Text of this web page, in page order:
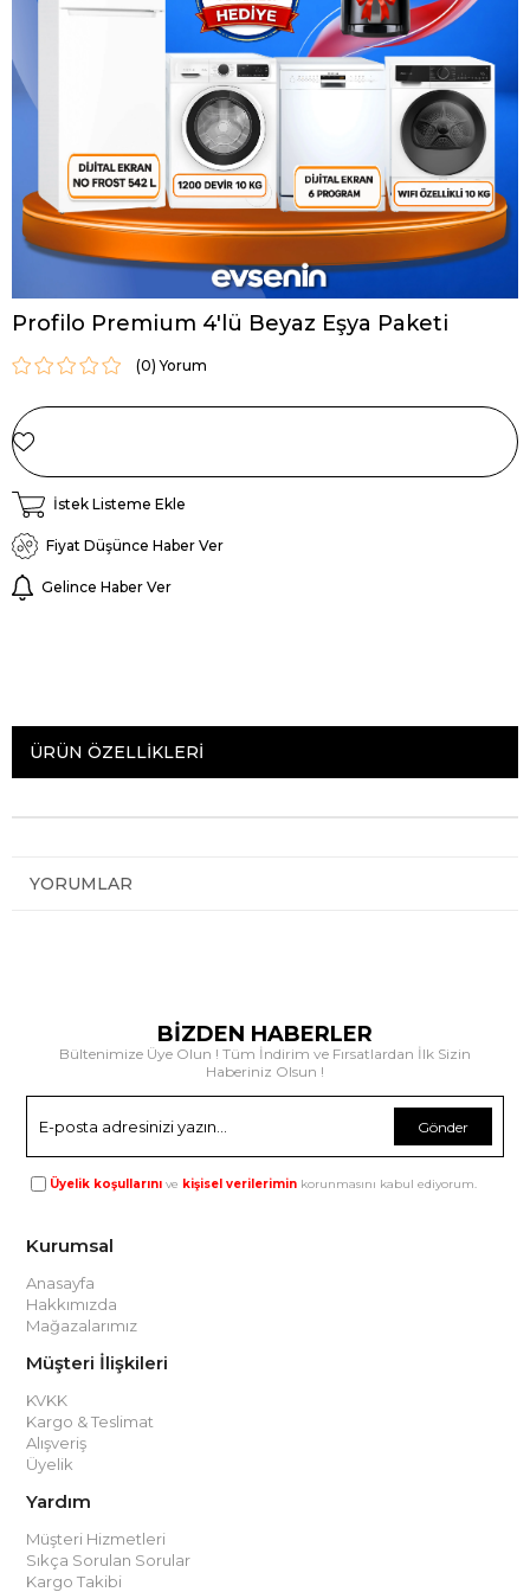
Profilo Premium 4'lü Beyaz Eşya Paketi
(0)
İstek Listeme Ekle
Fiyat Düşünce Haber Ver
Gelince Haber Ver
ÜRÜN ÖZELLIKLERI
YORUMLAR
BİZDEN HABERLER
Bültenimize Üye Olun ! Tüm İndirim ve Fırsatlardan İlk Sizin
Haberiniz Olsun !
Gönder
Üyelik koşullarını ve kişisel verilerimin korunmasını kabul ediyorum.
Kurumsal
Anasayfa
Hakkımızda
Mağazalarımız
Müşteri İlişkileri
KVKK
Kargo & Teslimat
Alışveriş
Üyelik
Yardım
Müşteri Hizmetleri
Sıkça Sorulan Sorular
Kargo Takibi